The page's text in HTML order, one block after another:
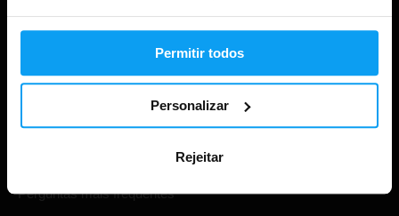
Permitir todos
Personalizar
Rejeitar
Acompanha a tua encomenda
Envio e entrega
Perguntas mais frequentes